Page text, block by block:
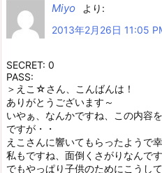
Miyo
より:
2013年2月26日 11:05
SECRET: 0
PASS:
＞えこ☆さん、こんばんは！
ありがとうございます～
いやぁ、なんかですね、この内容
ですが・・
えこさんに響いてもらったようで
私もですね、面倒くさがりなんです
でもやっぱり子供のためにこうし